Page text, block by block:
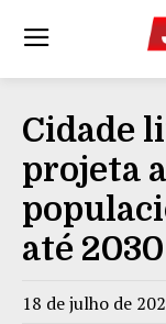
Cidade
projeta
até 2030
18 de julho de